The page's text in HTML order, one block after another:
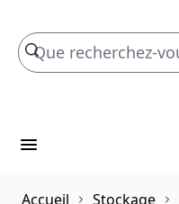
Accueil Stockage